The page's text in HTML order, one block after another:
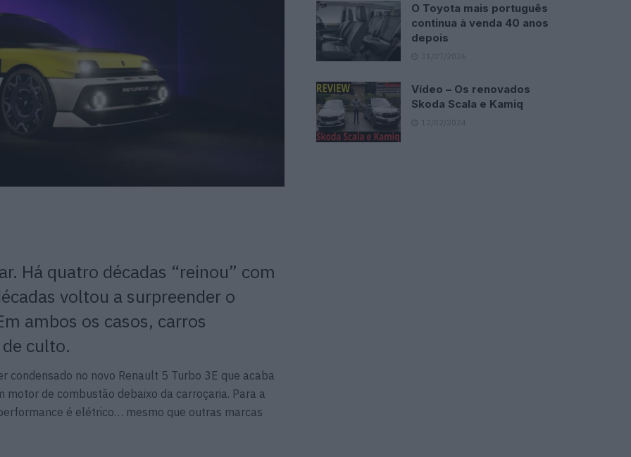
Há quatro décadas “reinou” com
voltou a surpreender o
ambos os casos, carros
culto.
condensado no novo Renault 5 Turbo 3E que acaba
motor de combustão debaixo da carroçaria. Para a
é elétrico… mesmo que outras marcas
O Toyota mais português
continua à venda 40 anos
depois
31/07/2026
Vídeo – Os renovados
Skoda Scala e Kamiq
12/02/2024